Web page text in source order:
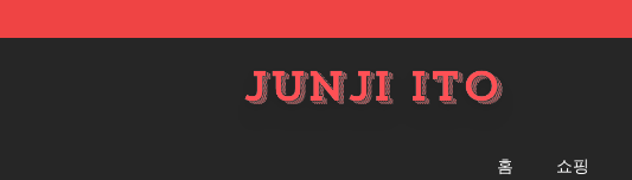
홈 쇼핑